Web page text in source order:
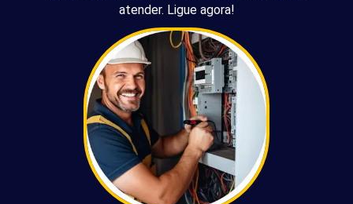
atender. Ligue agora!